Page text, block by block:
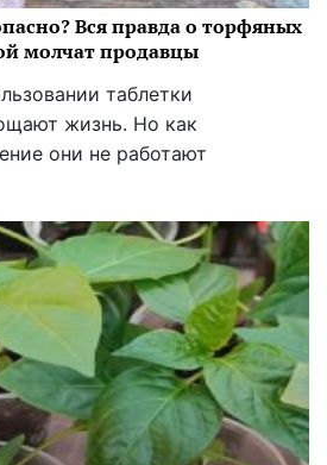
Вся правда о торфяных
молчат продавцы
таблетки
жизнь. Но как
они не работают